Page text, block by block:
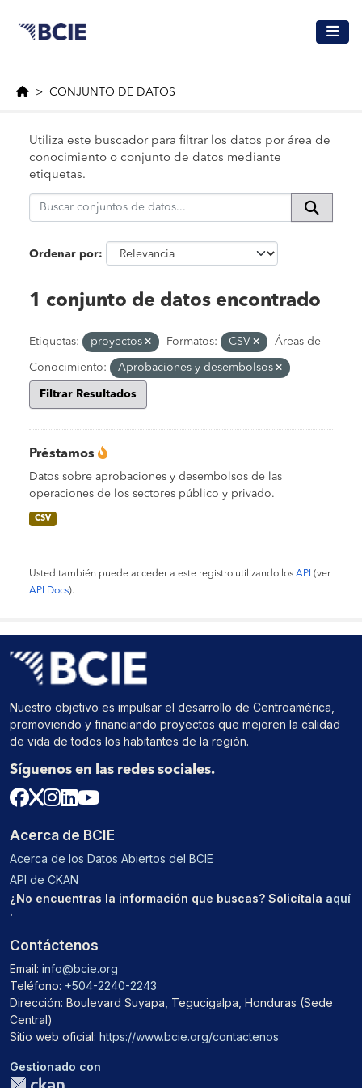
CONJUNTO DE DATOS
Utiliza este buscador para filtrar los datos por área de
conocimiento o conjunto de datos mediante
etiquetas.
Ordenar por
1 conjunto de datos encontrado
Etiquetas: proyectos Formatos: CSV Áreas de
Conocimiento: Aprobaciones y desembolsos
Filtrar Resultados
Préstamos
Datos sobre aprobaciones y desembolsos de las
operaciones de los sectores público y privado.
CSV
Usted también puede acceder a este registro utilizando los API (ver
API Docs).
Nuestro objetivo es impulsar el desarrollo de Centroamérica,
promoviendo y financiando proyectos que mejoren la calidad
de vida de todos los habitantes de la región.
Síguenos en las redes sociales.
Acerca de BCIE
Acerca de los Datos Abiertos del BCIE
API de CKAN
¿No encuentras la información que buscas? Solicítala aquí
.
Contáctenos
Email: info@bcie.org
Teléfono: +504-2240-2243
Dirección: Boulevard Suyapa, Tegucigalpa, Honduras (Sede
Central)
Sitio web oficial: https://www.bcie.org/contactenos
Gestionado con